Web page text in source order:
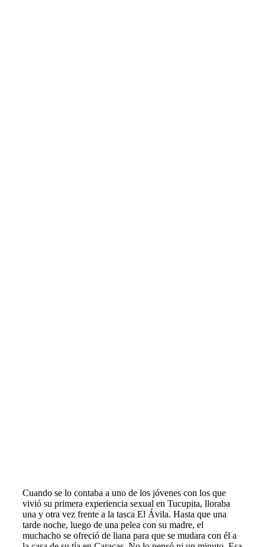
Cuando se lo contaba a uno de los jóvenes con los que
vivió su primera experiencia sexual en Tucupita, lloraba
una y otra vez frente a la tasca El Ávila. Hasta que una
tarde noche, luego de una pelea con su madre, el
muchacho se ofreció de liana para que se mudara con él a